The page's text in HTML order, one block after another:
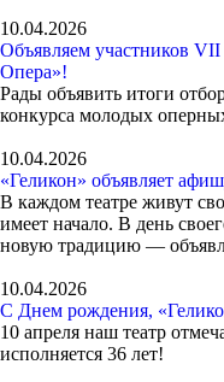
10.04.2026
Объявляем участников
Опера»!
Рады объявить итоги
конкурса молодых
10.04.2026
«Геликон» объявляет
В каждом театре живут
имеет начало. В день
новую традицию —
10.04.2026
С Днем рождения,
10 апреля наш театр
исполняется 36 лет!